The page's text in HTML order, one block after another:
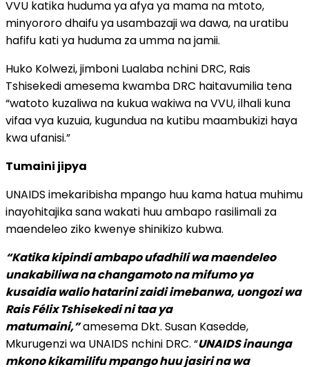
VVU katika huduma ya afya ya mama na mtoto,
minyororo dhaifu ya usambazaji wa dawa, na uratibu
hafifu kati ya huduma za umma na jamii.
Huko Kolwezi, jimboni Lualaba nchini DRC, Rais
Tshisekedi amesema kwamba DRC haitavumilia tena
“watoto kuzaliwa na kukua wakiwa na VVU, ilhali kuna
vifaa vya kuzuia, kugundua na kutibu maambukizi haya
kwa ufanisi.”
Tumaini jipya
UNAIDS imekaribisha mpango huu kama hatua muhimu
inayohitajika sana wakati huu ambapo rasilimali za
maendeleo ziko kwenye shinikizo kubwa.
“Katika kipindi ambapo ufadhili wa maendeleo
unakabiliwa na changamoto na mifumo ya
kusaidia walio hatarini zaidi imebanwa, uongozi wa
Rais Félix Tshisekedi ni taa ya
matumaini,”amesema Dkt. Susan Kasedde,
Mkurugenzi wa UNAIDS nchini DRC. “UNAIDS inaunga
mkono kikamilifu mpango huu jasiri na wa